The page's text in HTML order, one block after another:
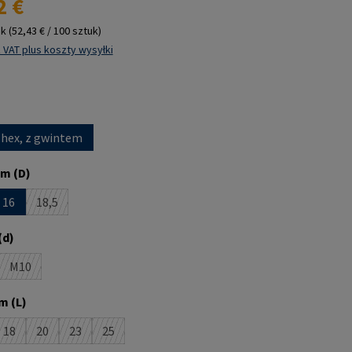
€
(52,43 € / 100 sztuk)
plus koszty wysyłki
z gwintem
(D)
obecnie niedostępna.)
jest obecnie niedostępna.)
16 18,5
(Ta opcja jest obecnie niedostępna.)
obecnie niedostępna.)
M10
(Ta opcja jest obecnie niedostępna.)
(L)
jest obecnie niedostępna.)
18
(Ta opcja jest obecnie niedostępna.)
20
(Ta opcja jest obecnie niedostępna.)
23
(Ta opcja jest obecnie niedostępna.)
25
(Ta opcja jest obecnie niedostępna.)